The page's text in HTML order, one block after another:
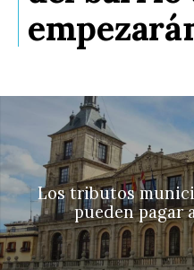
Los tributos
pueden pagar